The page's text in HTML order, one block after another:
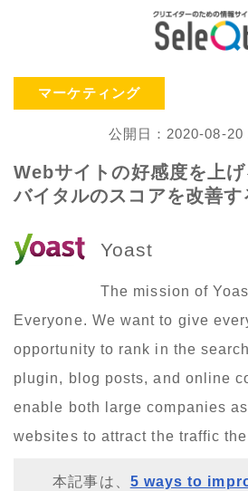
マーケティング
公開日：2020-08-
Webサイトの好感度を上
バイタルのスコアを改善す
Yoast
The mission of
Everyone. We want to give
opportunity to rank in the
plugin, blog posts, and online
enable both large companies
websites to attract the traffic
本記事は、 5 ways to